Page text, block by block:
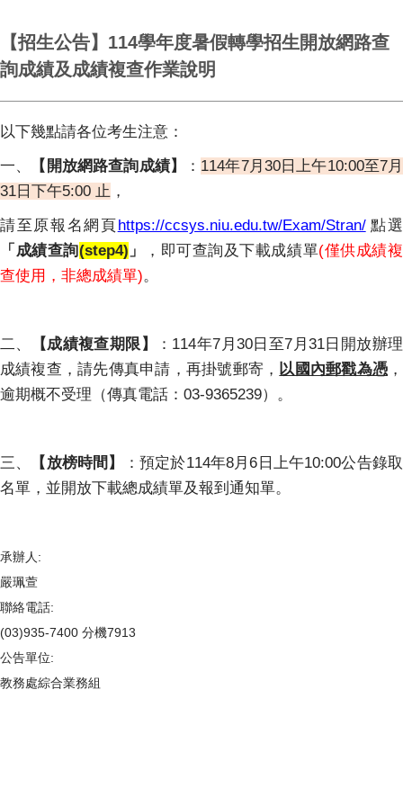
【招生公告】114學年度暑假轉學招生開放網路查
詢成績及成績複查作業說明
以下幾點請各位考生注意：
一、
【開放網路查詢成績】 ： 114年7月30日上午10:00至7月
31日下午5:00 止 ，
請至原報名網頁https://ccsys.niu.edu.tw/Exam/Stran/ 點選
「成績查詢(step4) 」 ，即可查詢及下載成績單(僅供成績複
查使用，非總成績單)。
二、 【成績複查期限】
：114年7月30日至7月31日開放辦理
成績複查，請先傳真申請，再掛號郵寄， 以國內郵戳為憑 ，
逾期概不受理（傳真電話：03-9365239）。
三、 【放榜時間】
：預定於114年8月6日上午10:00公告錄取
名單，並開放下載總成績單及報到通知單。
承辦人:
嚴珮萱
聯絡電話:
(03)935-7400 分機7913
公告單位:
教務處綜合業務組